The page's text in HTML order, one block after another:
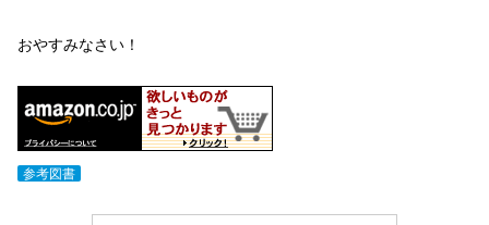
おやすみなさい！
参考図書